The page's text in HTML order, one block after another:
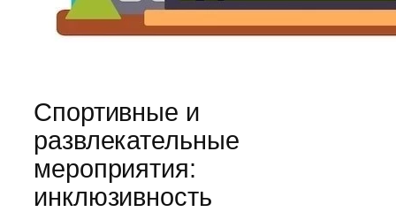
Спортивные и
развлекательные
мероприятия:
инклюзивность